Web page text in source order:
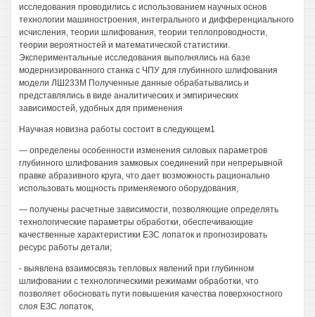
исследования проводились с использованием научных основ
технологии машиностроения, интегрального и дифференциального
исчисления, теории шлифования, теории теплопроводности,
теории вероятностей и математической статистики.
Экспериментальные исследования выполнялись на базе
модернизированного станка с ЧПУ для глубинного шлифования
модели ЛШ233М Полученные данные обрабатывались и
представлялись в виде аналитических и эмпирических
зависимостей, удобных для применения
Научная новизна работы состоит в следующем1
— определены особенности изменения силовых параметров
глубинного шлифования замковых соединений при непрерывной
правке абразивного круга, что дает возможность рационально
использовать мощность применяемого оборудования,
— получены расчетные зависимости, позволяющие определять
технологические параметры обработки, обеспечивающие
качественные характеристики ЕЗС лопаток и прогнозировать
ресурс работы детали;
- выявлена взаимосвязь тепловых явлений при глубинном
шлифовании с технологическими режимами обработки, что
позволяет обосновать пути повышения качества поверхностного
слоя ЕЗС лопаток,